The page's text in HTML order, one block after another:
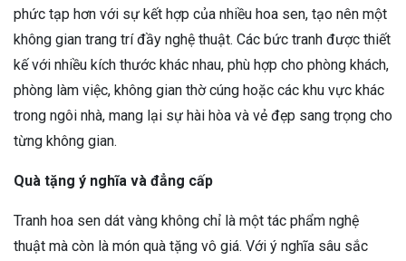
phức tạp hơn với sự kết hợp của nhiều hoa sen, tạo nên một
không gian trang trí đầy nghệ thuật. Các bức tranh được thiết
kế với nhiều kích thước khác nhau, phù hợp cho phòng khách,
phòng làm việc, không gian thờ cúng hoặc các khu vực khác
trong ngôi nhà, mang lại sự hài hòa và vẻ đẹp sang trọng cho
từng không gian.
Quà tặng ý nghĩa và đẳng cấp
Tranh hoa sen dát vàng không chỉ là một tác phẩm nghệ
thuật mà còn là món quà tặng vô giá. Với ý nghĩa sâu sắc